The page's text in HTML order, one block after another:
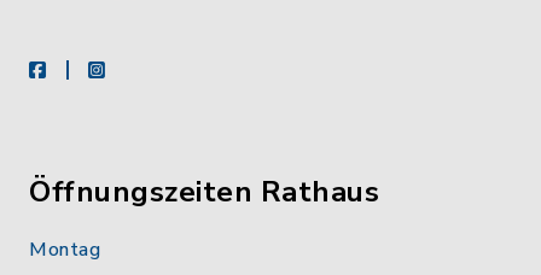
facebookinstagram
Öffnungszeiten Rathaus
Montag